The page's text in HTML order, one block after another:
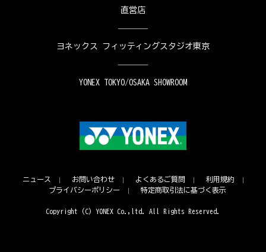
直営店
ヨネックス フィッティングスタジオ東京
YONEX TOKYO/OSAKA SHOWROOM
ニュース お問い合わせ よくあるご質問
利用規約
プライバシーポリシー
特定商取引法に基づく表示
Copyright (C) YONEX Co.,ltd. All Rights Reserved.